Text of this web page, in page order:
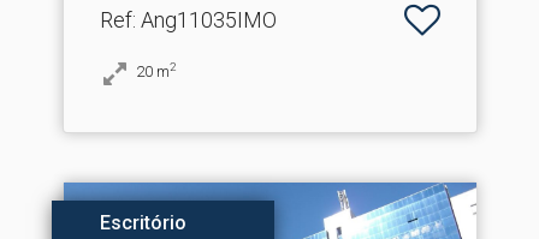
Ref: Ang11035IMO
20 m2
Escritório